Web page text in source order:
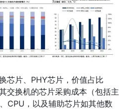
芯片、PHY芯片，价值占比
交换机的芯片采购成本（包括主
CPU，以及辅助芯片如其他数